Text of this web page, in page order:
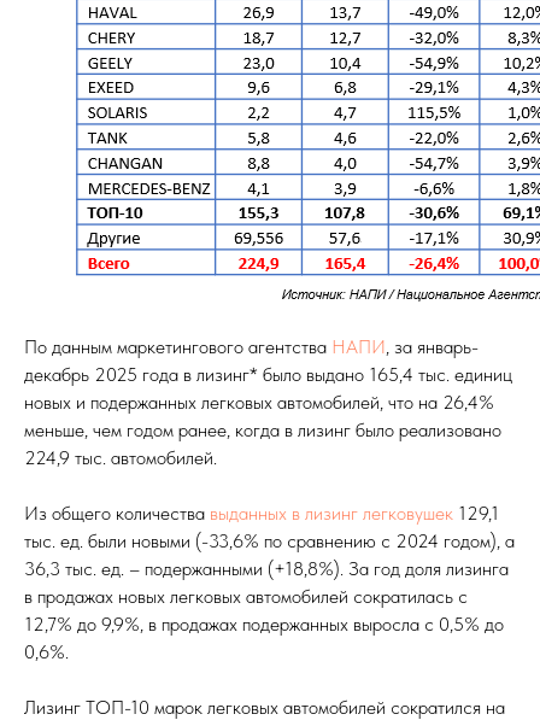
По данным маркетингового агентства НАПИ, за январь-
декабрь 2025 года в лизинг* было выдано 165,4 тыс. единиц
новых и подержанных легковых автомобилей, что на 26,4%
меньше, чем годом ранее, когда в лизинг было реализовано
224,9 тыс. автомобилей.
Из общего количества выданных в лизинг легковушек 129,1
тыс. ед. были новыми (-33,6% по сравнению с 2024 годом), а
36,3 тыс. ед. – подержанными (+18,8%). За год доля лизинга
в продажах новых легковых автомобилей сократилась с
12,7% до 9,9%, в продажах подержанных выросла с 0,5% до
0,6%.
Лизинг ТОП-10 марок легковых автомобилей сократился на